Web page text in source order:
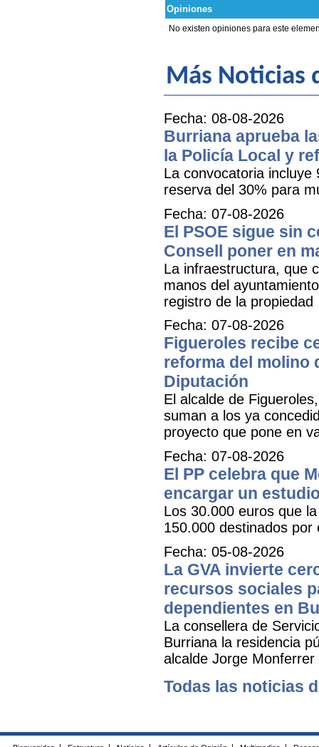
Opiniones
No existen opiniones para este
Más Noticias
Fecha: 08-08-2026
Burriana aprueba
la Policía Local y
La convocatoria
reserva del 30% para
Fecha: 07-08-2026
El PSOE sigue sin
Consell poner en
La infraestructura, que
manos del
registro de la propiedad
Fecha: 07-08-2026
Figueroles recibe
reforma del molino
Diputación
El alcalde de
suman a los ya
proyecto que pone en
Fecha: 07-08-2026
El PP celebra que
encargar un
Los 30.000 euros que
150.000 destinados
Fecha: 05-08-2026
La GVA invierte
recursos sociales
dependientes en
La consellera de
Burriana la residencia
alcalde Jorge Monferrer
Todas las noticias